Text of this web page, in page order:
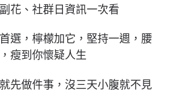
花、社群日資訊一次看
選，檸檬加它，堅持一週，腰
瘦到你懷疑人生
先做件事，沒三天小腹就不見